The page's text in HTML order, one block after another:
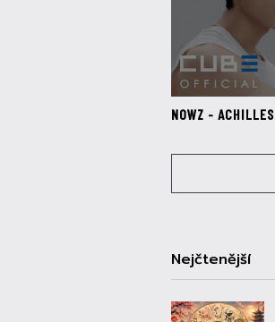
NOWZ - ACHILLES
Nejčtenější